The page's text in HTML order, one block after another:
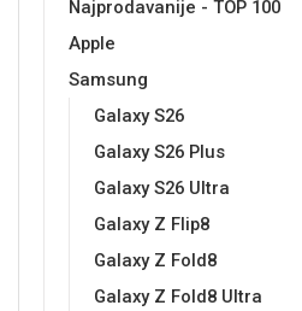
Najprodavanije - TOP 100
Apple
Samsung
Galaxy S26
Galaxy S26 Plus
Galaxy S26 Ultra
Galaxy Z Flip8
Galaxy Z Fold8
Galaxy Z Fold8 Ultra
Croatos
Punjači za mobitel
Sony
Ostali držači
AUX kablovi